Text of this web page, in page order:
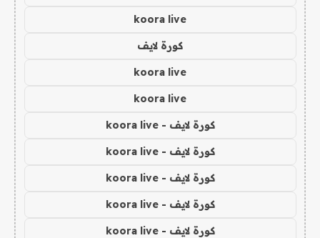
koora live
كورة لايف
koora live
koora live
كورة لايف - koora live
كورة لايف - koora live
كورة لايف - koora live
كورة لايف - koora live
كورة لايف - koora live